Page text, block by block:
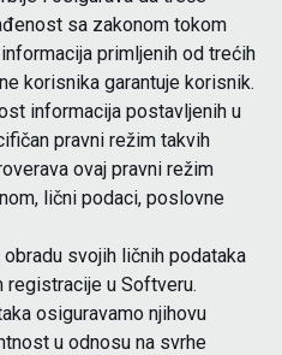
sa zakonom tokom
primljenih od trećih
korisnika garantuje korisnik.
informacija postavljenih u
pravni režim takvih
ovaj pravni režim
lični podaci, poslovne
svojih ličnih podataka
registracije u Softveru.
osiguravamo njihovu
u odnosu na svrhe